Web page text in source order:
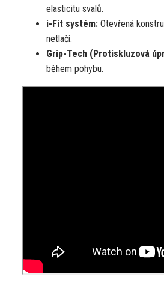
elasticitu svalů.
i-Fit systém: Otevřená
netlačí.
Grip-Tech (Protiskluzová
během pohybu.